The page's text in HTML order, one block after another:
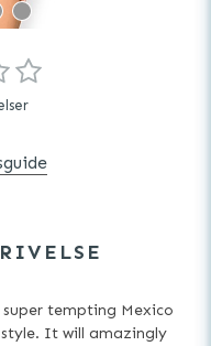
tempting Mexico
It will amazingly